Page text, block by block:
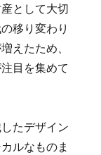
として大切
移り変わり
えたため、
目を集めて
たデザイン
ルなものま